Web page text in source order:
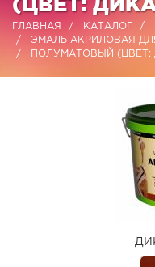
ГЛАВНАЯ КАТАЛОГ
ЭМАЛЬ АКРИЛОВАЯ ДЛЯ
ПОЛУМАТОВЫЙ (ЦВЕТ: